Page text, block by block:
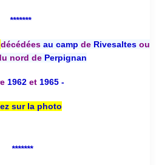
*******
décédées au camp deRivesaltesou
nord de Perpignan
1962 et 1965 -
sur la photo
*******